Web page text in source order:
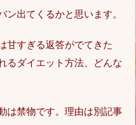
出てくるかと思います。
甘すぎる返答がでてきた
るダイエット方法、どんな
は禁物です。理由は別記事